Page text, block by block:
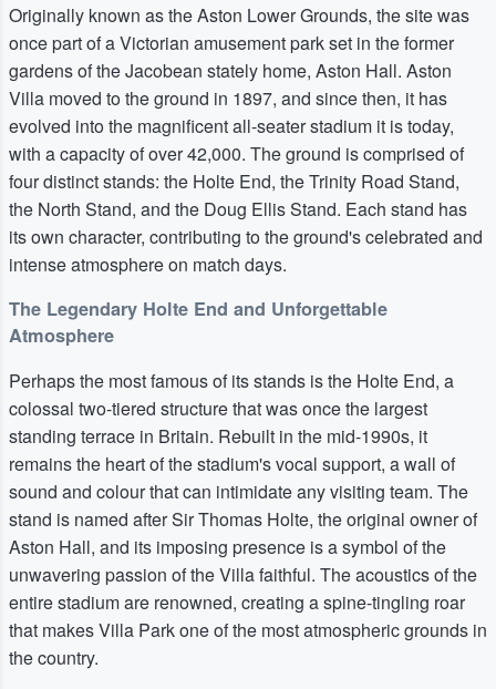
Originally known as the Aston Lower Grounds, the site was
once part of a Victorian amusement park set in the former
gardens of the Jacobean stately home, Aston Hall. Aston
Villa moved to the ground in 1897, and since then, it has
evolved into the magnificent all-seater stadium it is today,
with a capacity of over 42,000. The ground is comprised of
four distinct stands: the Holte End, the Trinity Road Stand,
the North Stand, and the Doug Ellis Stand. Each stand has
its own character, contributing to the ground's celebrated and
intense atmosphere on match days.
The Legendary Holte End and Unforgettable
Atmosphere
Perhaps the most famous of its stands is the Holte End, a
colossal two-tiered structure that was once the largest
standing terrace in Britain. Rebuilt in the mid-1990s, it
remains the heart of the stadium's vocal support, a wall of
sound and colour that can intimidate any visiting team. The
stand is named after Sir Thomas Holte, the original owner of
Aston Hall, and its imposing presence is a symbol of the
unwavering passion of the Villa faithful. The acoustics of the
entire stadium are renowned, creating a spine-tingling roar
that makes Villa Park one of the most atmospheric grounds in
the country.